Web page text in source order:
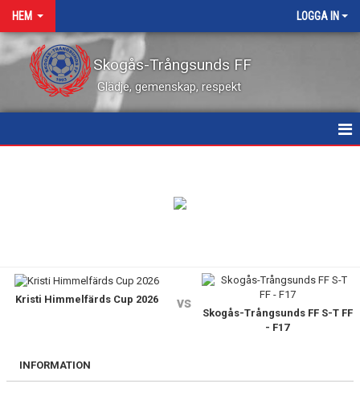
HEM LOGGA IN
Skogås-Trångsunds FF
Glädje, gemenskap, respekt
MATCHER
HITTA HIT
Kristi Himmelfärds Cup 2026 vs
Skogås-Trångsunds FF S-T FF
- F17
INFORMATION